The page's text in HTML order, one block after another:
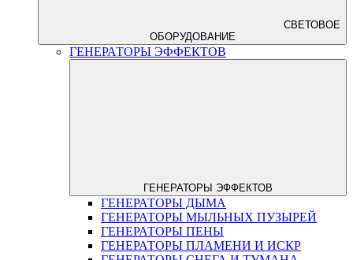
СВЕТОВОЕ
ОБОРУДОВАНИЕ
ГЕНЕРАТОРЫ ЭФФЕКТОВ
ГЕНЕРАТОРЫ ЭФФЕКТОВ
ГЕНЕРАТОРЫ ДЫМА
ГЕНЕРАТОРЫ МЫЛЬНЫХ ПУЗЫРЕЙ
ГЕНЕРАТОРЫ ПЕНЫ
ГЕНЕРАТОРЫ ПЛАМЕНИ И ИСКР